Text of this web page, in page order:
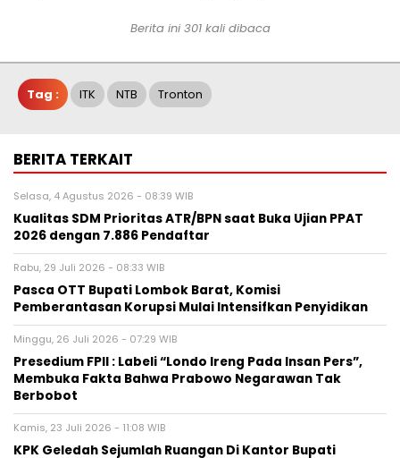
Berita ini 301 kali dibaca
Tag : ITK NTB Tronton
BERITA TERKAIT
Selasa, 4 Agustus 2026 - 08:39 WIB
Kualitas SDM Prioritas ATR/BPN saat Buka Ujian PPAT
2026 dengan 7.886 Pendaftar
Rabu, 29 Juli 2026 - 08:33 WIB
Pasca OTT Bupati Lombok Barat, Komisi
Pemberantasan Korupsi Mulai Intensifkan Penyidikan
Minggu, 26 Juli 2026 - 07:29 WIB
Presedium FPII : Labeli “Londo Ireng Pada Insan Pers”,
Membuka Fakta Bahwa Prabowo Negarawan Tak
Berbobot
Kamis, 23 Juli 2026 - 11:08 WIB
KPK Geledah Sejumlah Ruangan Di Kantor Bupati